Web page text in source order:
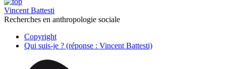
Vincent Battesti
Recherches en anthropologie sociale
Copyright
Qui suis-je ? (réponse : Vincent Battesti)